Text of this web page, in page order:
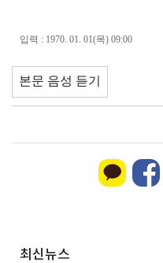
전남광주통합특별시, 전국 최
"서남권 반도체 클러스터 성
입력 : 1970. 01. 01(목) 09:00
본문 음성 듣기
최신뉴스